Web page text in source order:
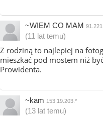
~WIEM CO MAM
(11 lat temu)
Z rodziną to najlepiej na
mieszkać pod mostem niż
Prowidenta.
~kam 153.19.203.*
(13 lat temu)